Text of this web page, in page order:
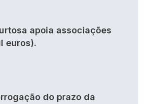
apoia associações
euros).
do prazo da